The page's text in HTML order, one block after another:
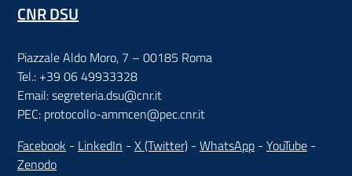
CNR DSU
Piazzale Aldo Moro, 7 – 00185 Roma
Tel.: +39 06 49933328
Email: segreteria.dsu@cnr.it
PEC: protocollo-ammcen@pec.cnr.it
Facebook - LinkedIn - X (Twitter) - WhatsApp - YouTube -
Zenodo